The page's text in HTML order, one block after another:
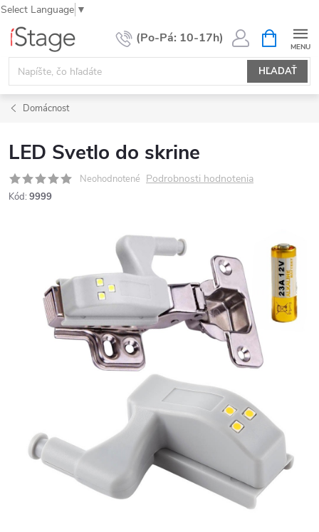
Select Language ▼
Prejsť
obsah
HĽADAŤ
KOŠÍK
Domácnost
LED Svetlo do skrine
Neohodnotené Podrobnosti hodnotenia
Kód: 9999